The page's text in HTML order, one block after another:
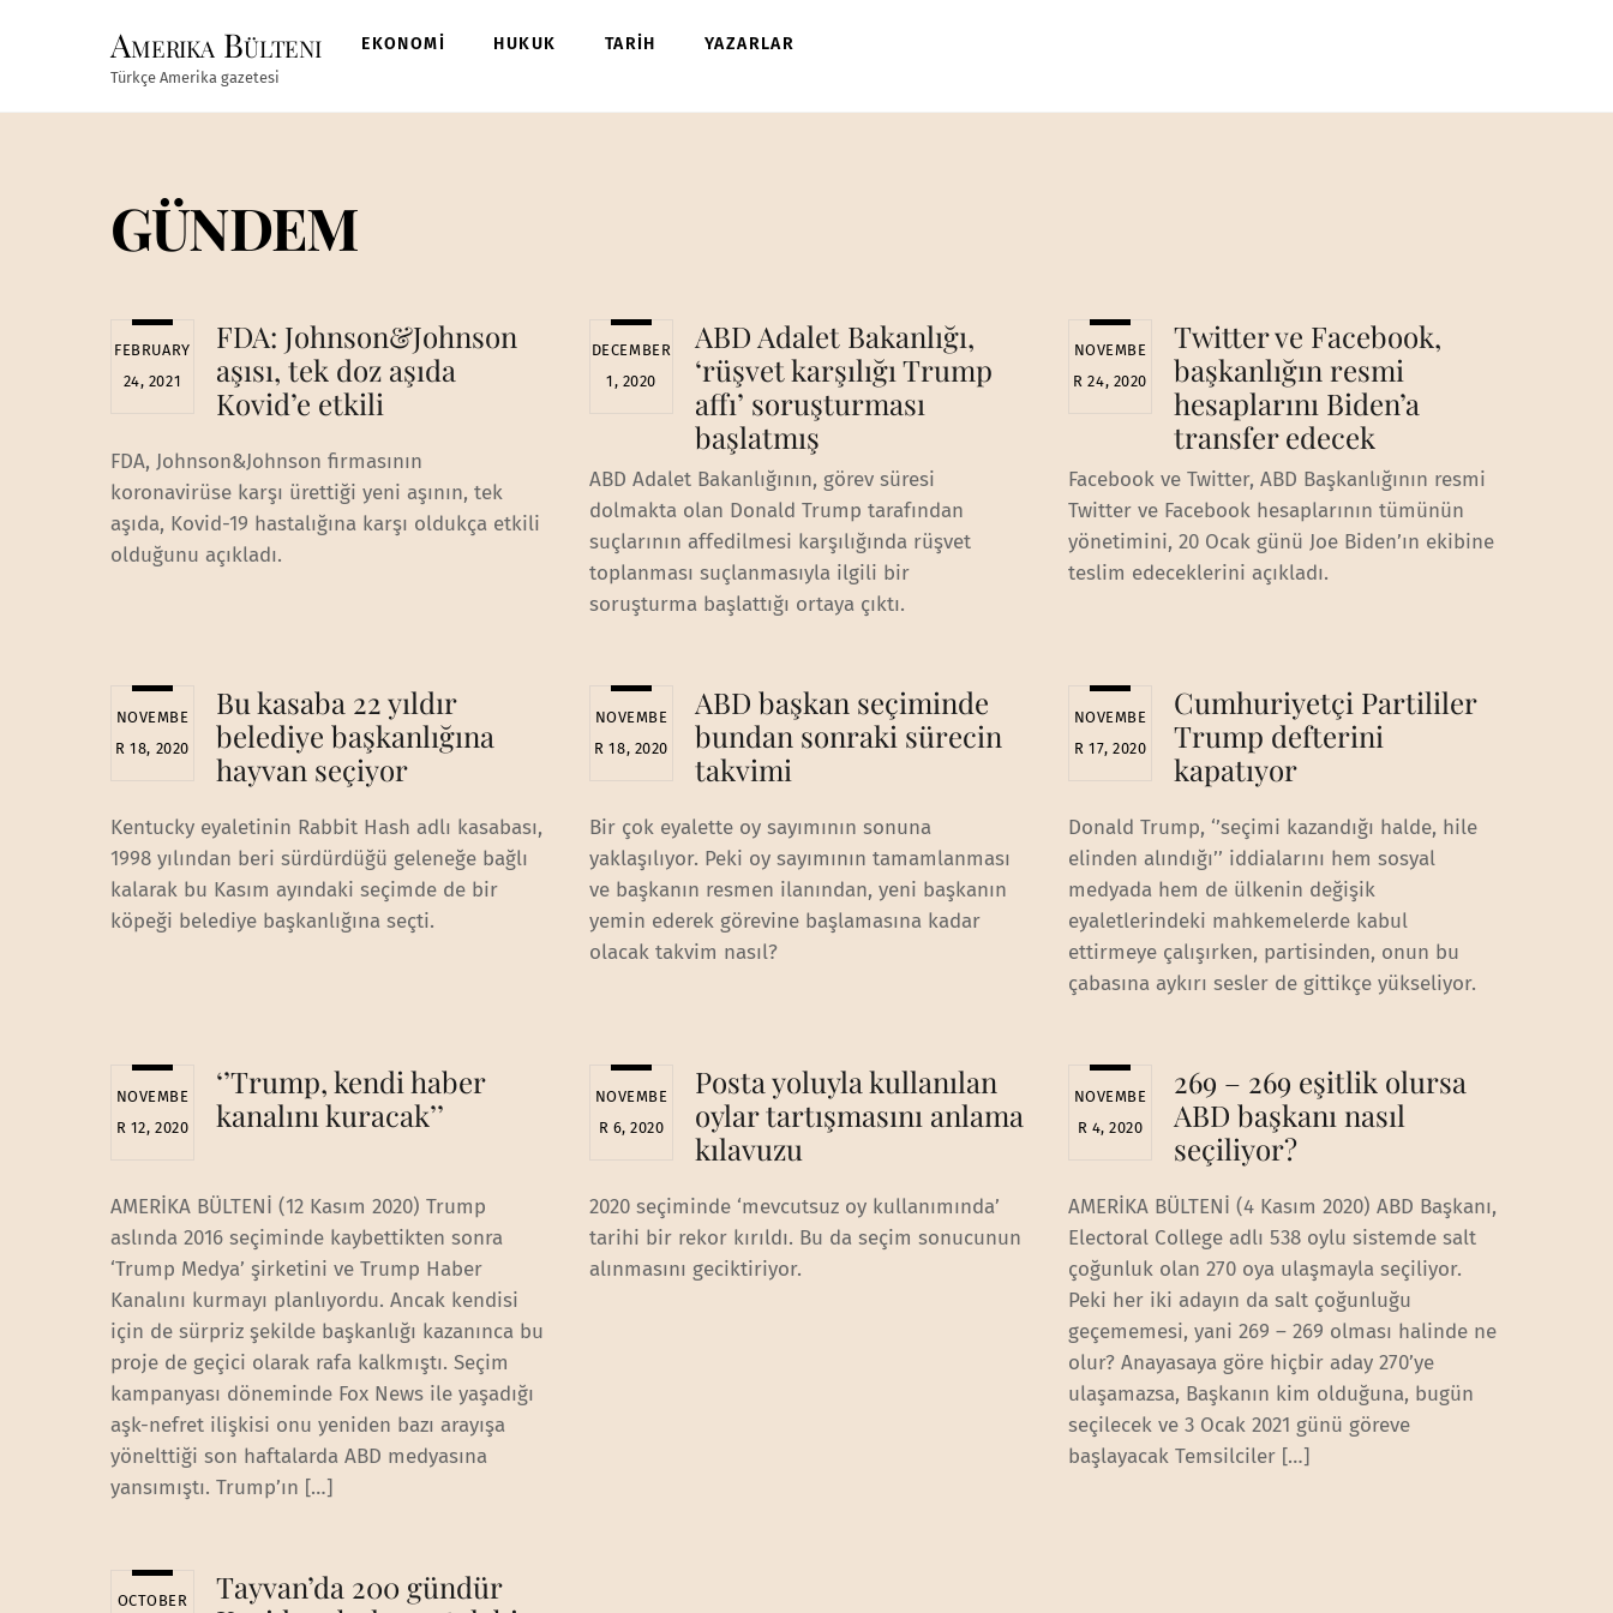
Amerika Bülteni
Türkçe Amerika gazetesi
EKONOMİ HUKUK TARİH YAZARLAR
GÜNDEM
FEBRUARY
24, 2021
FDA: Johnson&Johnson
aşısı, tek doz aşıda
Kovid’e etkili
FDA, Johnson&Johnson firmasının
koronavirüse karşı ürettiği yeni aşının, tek
aşıda, Kovid-19 hastalığına karşı oldukça etkili
olduğunu açıkladı.
DECEMBER
1, 2020
ABD Adalet Bakanlığı,
‘rüşvet karşılığı Trump
affı’ soruşturması
başlatmış
ABD Adalet Bakanlığının, görev süresi
dolmakta olan Donald Trump tarafından
suçlarının affedilmesi karşılığında rüşvet
toplanması suçlanmasıyla ilgili bir
soruşturma başlattığı ortaya çıktı.
NOVEMBE
R 24, 2020
Twitter ve Facebook,
başkanlığın resmi
hesaplarını Biden’a
transfer edecek
Facebook ve Twitter, ABD Başkanlığının resmi
Twitter ve Facebook hesaplarının tümünün
yönetimini, 20 Ocak günü Joe Biden’ın ekibine
teslim edeceklerini açıkladı.
NOVEMBE
R 18, 2020
Bu kasaba 22 yıldır
belediye başkanlığına
hayvan seçiyor
Kentucky eyaletinin Rabbit Hash adlı kasabası,
1998 yılından beri sürdürdüğü geleneğe bağlı
kalarak bu Kasım ayındaki seçimde de bir
köpeği belediye başkanlığına seçti.
NOVEMBE
R 18, 2020
ABD başkan seçiminde
bundan sonraki sürecin
takvimi
Bir çok eyalette oy sayımının sonuna
yaklaşılıyor. Peki oy sayımının tamamlanması
ve başkanın resmen ilanından, yeni başkanın
yemin ederek görevine başlamasına kadar
olacak takvim nasıl?
NOVEMBE
R 17, 2020
Cumhuriyetçi Partililer
Trump defterini
kapatıyor
Donald Trump, ‘’seçimi kazandığı halde, hile
elinden alındığı’’ iddialarını hem sosyal
medyada hem de ülkenin değişik
eyaletlerindeki mahkemelerde kabul
ettirmeye çalışırken, partisinden, onun bu
çabasına aykırı sesler de gittikçe yükseliyor.
NOVEMBE
R 12, 2020
‘’Trump, kendi haber
kanalını kuracak’’
AMERİKA BÜLTENİ (12 Kasım 2020) Trump
aslında 2016 seçiminde kaybettikten sonra
‘Trump Medya’ şirketini ve Trump Haber
Kanalını kurmayı planlıyordu. Ancak kendisi
için de sürpriz şekilde başkanlığı kazanınca bu
proje de geçici olarak rafa kalkmıştı. Seçim
kampanyası döneminde Fox News ile yaşadığı
aşk-nefret ilişkisi onu yeniden bazı arayışa
yönelttiği son haftalarda ABD medyasına
yansımıştı. Trump’ın […]
NOVEMBE
R 6, 2020
Posta yoluyla kullanılan
oylar tartışmasını anlama
kılavuzu
2020 seçiminde ‘mevcutsuz oy kullanımında’
tarihi bir rekor kırıldı. Bu da seçim sonucunun
alınmasını geciktiriyor.
NOVEMBE
R 4, 2020
269 – 269 eşitlik olursa
ABD başkanı nasıl
seçiliyor?
AMERİKA BÜLTENİ (4 Kasım 2020) ABD Başkanı,
Electoral College adlı 538 oylu sistemde salt
çoğunluk olan 270 oya ulaşmayla seçiliyor.
Peki her iki adayın da salt çoğunluğu
geçememesi, yani 269 – 269 olması halinde ne
olur? Anayasaya göre hiçbir aday 270’ye
ulaşamazsa, Başkanın kim olduğuna, bugün
seçilecek ve 3 Ocak 2021 günü göreve
başlayacak Temsilciler […]
OCTOBER
Tayvan’da 200 gündür